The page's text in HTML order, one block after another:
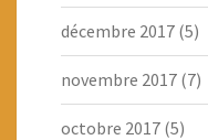
décembre 2017 (5)
novembre 2017 (7)
octobre 2017 (5)